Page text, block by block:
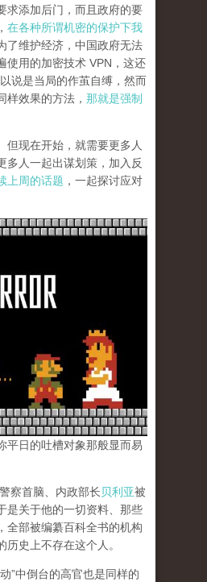
求添加后门，而且政府的要
在各种所谓机密的保护下我
了维护经济，中国政府无法
使用的加密技术 VPN，这还
说是当局的作茧自缚，然而
样效果的方法， 那就是强制
但现在开始，就需要更多人
多人一起出谋划策，加入反
上周的话题 ，一起探讨应对
平日的吐槽对象那般显而易
察首脑、内政部长贝利亚被
是关于他的一切资料、那些
全部被编纂百科全书的机构
史上不存在这个人。
”中倒台的高官也是同样的